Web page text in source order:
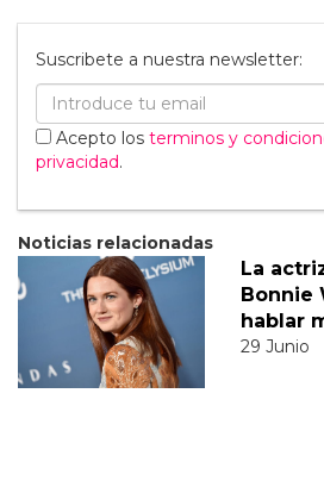
Suscribete a nuestra newsletter:
Acepto los terminos y
privacidad.
Noticias relacionadas
La
Bonnie
hablar
29 Junio